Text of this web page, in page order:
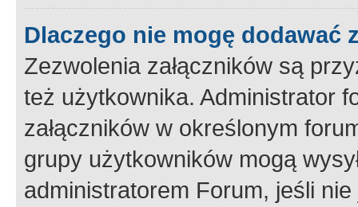
Dlaczego nie mogę dodawać
Zezwolenia załączników są
też użytkownika. Administrator
załączników w określonym
grupy użytkowników mogą
administratorem Forum, jeśli